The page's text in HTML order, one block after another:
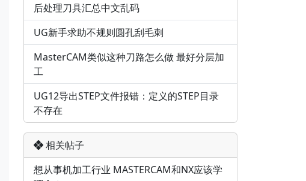
后处理刀具汇总中文乱码
UG新手求助不规则圆孔刮毛刺
MasterCAM类似这种刀路怎么做 最好分层加
工
UG12导出STEP文件报错：定义的STEP目录
不存在
相关帖子
想从事机加工行业 MASTERCAM和NX应该学